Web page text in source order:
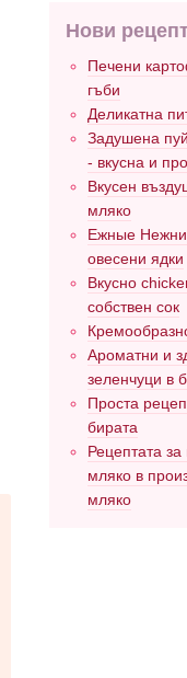
Нови
Печени
гъби
Деликатна
Задушена
- вкусна и
Вкусен
мляко
Ежные Нежни
овесени ядки
Вкусно
собствен сок
Ароматни и
зеленчуци в
Проста
бирата
Рецептата
мляко в
мляко